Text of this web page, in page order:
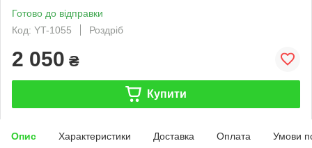
Готово до відправки
Код: YT-1055
Роздріб
2 050 ₴
Купити
Опис Характеристики Доставка Оплата Умови